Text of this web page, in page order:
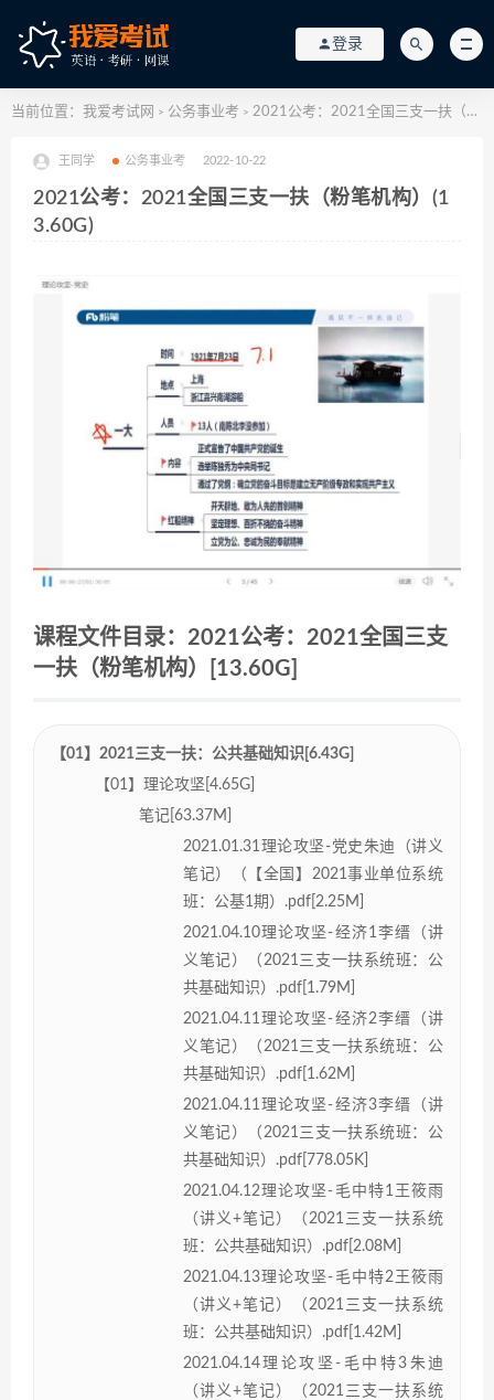
登录
当前位置： 我爱考试网 > 公务事业考 > 2021公考：2021全国三支一扶（粉笔机构）(13.60G)
王同学 公务事业考 2022-10-22
2021公考：2021全国三支一扶（粉笔机构）(1
3.60G)
课程文件目录：2021公考：2021全国三支
一扶（粉笔机构）[13.60G]
【01】2021三支一扶：公共基础知识[6.43G]
【01】理论攻坚[4.65G]
笔记[63.37M]
2021.01.31理论攻坚-党史朱迪（讲义
笔记）（【全国】2021事业单位系统
班：公基1期）.pdf[2.25M]
2021.04.10理论攻坚-经济1李缙（讲
义笔记）（2021三支一扶系统班：公
共基础知识）.pdf[1.79M]
2021.04.11理论攻坚-经济2李缙（讲
义笔记）（2021三支一扶系统班：公
共基础知识）.pdf[1.62M]
2021.04.11理论攻坚-经济3李缙（讲
义笔记）（2021三支一扶系统班：公
共基础知识）.pdf[778.05K]
2021.04.12理论攻坚-毛中特1王筱雨
（讲义+笔记）（2021三支一扶系统
班：公共基础知识）.pdf[2.08M]
2021.04.13理论攻坚-毛中特2王筱雨
（讲义+笔记）（2021三支一扶系统
班：公共基础知识）.pdf[1.42M]
2021.04.14理论攻坚-毛中特3朱迪
（讲义+笔记）（2021三支一扶系统